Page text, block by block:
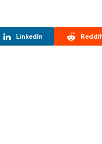
LinkedIn Reddit